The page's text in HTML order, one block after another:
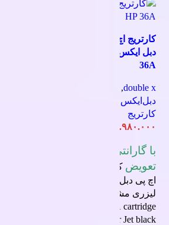
کارتریج اچ پی
دبل ایکس مدل
36A
double x
,
دبل‌ایکس
کارتریج
۱.۹۸۰.۰۰۰
با گارانتی
تعویض کارتریج
اچ پی دبل ایکس
لیزری مشکی
cartridge
LaserJet black